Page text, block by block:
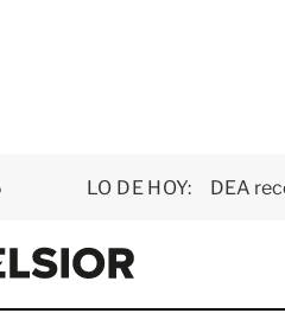
LO DE HOY: DEA
E
x
e